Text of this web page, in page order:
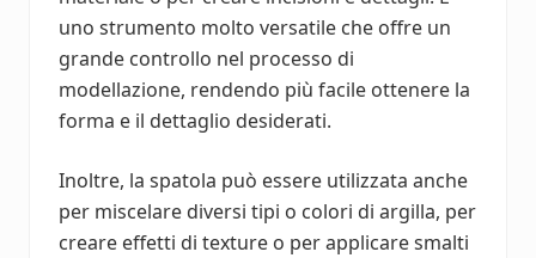
uno strumento molto versatile che offre un
grande controllo nel processo di
modellazione, rendendo più facile ottenere la
forma e il dettaglio desiderati.
Inoltre, la spatola può essere utilizzata anche
per miscelare diversi tipi o colori di argilla, per
creare effetti di texture o per applicare smalti